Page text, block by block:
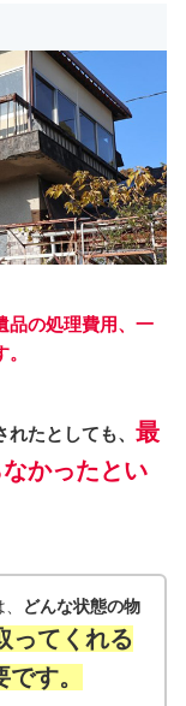
品の処理費用、一
たとしても、 最
かったとい
どんな状態の物
ってくれる
す。